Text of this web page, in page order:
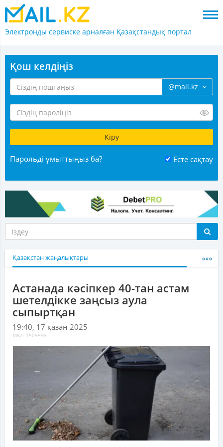
Электронды сервиске арналған Қазақстандық портал
Қош келдіңіз
@mail.kz
Парольді ұмыттыңыз ба? Есте сақтау
Қазақстан жаңалықтары
Астанада кәсіпкер 40-тан астам
шетелдікке заңсыз аула
сыпыртқан
19:40, 17 қазан 2025
MKZ: 1509598